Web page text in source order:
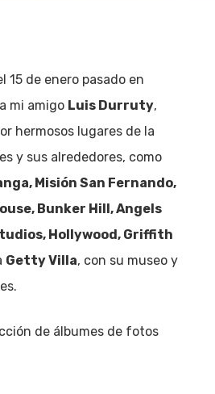
15 de enero pasado en
mi amigo Luis Durruty,
hermosos lugares de la
y sus alrededores, como
Misión San Fernando,
Bunker Hill, Angels
Hollywood, Griffith
Getty Villa, con su museo y
de álbumes de fotos